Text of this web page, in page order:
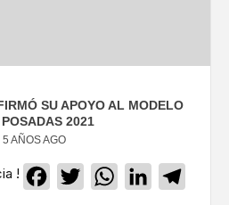
SU APOYO AL MODELO
2021
5 AÑOS AGO
! Facebook
TwitterWhatsApp
LinkedIn